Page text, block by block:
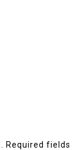
Required fields